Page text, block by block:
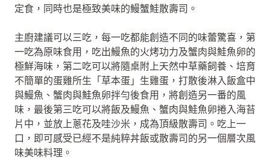
定食，同時也是極致美味的鰻蟹鮭散壽司。
主廚建議可以三吃，每一吃都能創造不同的味蕾驚喜，第
一吃為原味食用，吃出鰻魚的火烤功力及蟹肉與鮭魚卵的
極鮮海味，第二吃可以將隨桌附上天然中草藥飼養、培育
不簡單的蛋雞所生「草本蛋」生雞蛋，打散後淋入飯盒中
與鰻魚、蟹肉與鮭魚卵拌勻後食用，將創造另一番的風
味，最後第三吃可以將飯及鰻魚、蟹肉與鮭魚卵捲入海苔
片中，並放上蔥花及哇沙米，成為頂級散壽司。吃上一
口，即可感受已經不是純粹丼飯或散壽司的另一個層次風
味美味料理。